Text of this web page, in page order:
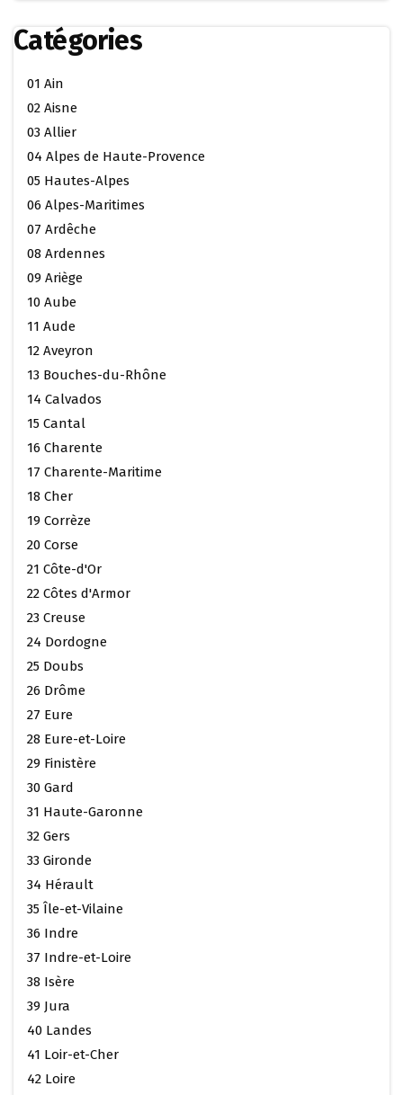
Catégories
01 Ain
02 Aisne
03 Allier
04 Alpes de Haute-Provence
05 Hautes-Alpes
06 Alpes-Maritimes
07 Ardêche
08 Ardennes
09 Ariège
10 Aube
11 Aude
12 Aveyron
13 Bouches-du-Rhône
14 Calvados
15 Cantal
16 Charente
17 Charente-Maritime
18 Cher
19 Corrèze
20 Corse
21 Côte-d'Or
22 Côtes d'Armor
23 Creuse
24 Dordogne
25 Doubs
26 Drôme
27 Eure
28 Eure-et-Loire
29 Finistère
30 Gard
31 Haute-Garonne
32 Gers
33 Gironde
34 Hérault
35 Île-et-Vilaine
36 Indre
37 Indre-et-Loire
38 Isère
39 Jura
40 Landes
41 Loir-et-Cher
42 Loire